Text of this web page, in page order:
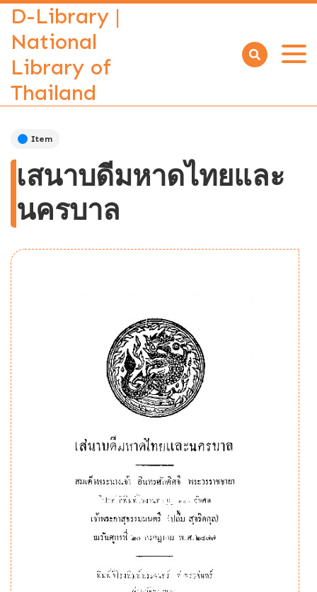
D-Library |
National
Library of
Thailand
Open
Item
เสนาบดีมหาดไทยและ
นครบาล